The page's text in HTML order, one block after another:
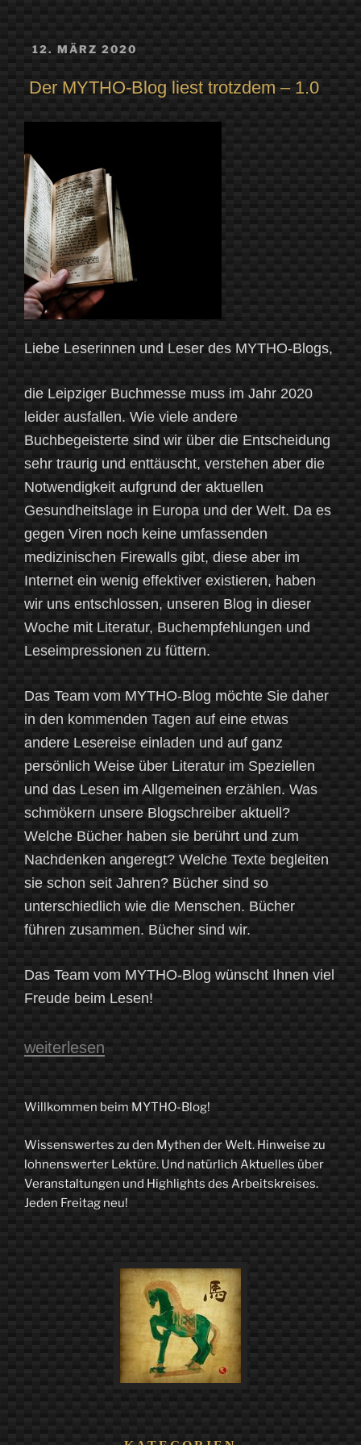
VERÖFFENTLICHT
12. MÄRZ 2020
Der MYTHO-Blog liest trotzdem – 1.0
Liebe Leserinnen und Leser des MYTHO-Blogs,
die Leipziger Buchmesse muss im Jahr 2020
leider ausfallen. Wie viele andere
Buchbegeisterte sind wir über die Entscheidung
sehr traurig und enttäuscht, verstehen aber die
Notwendigkeit aufgrund der aktuellen
Gesundheitslage in Europa und der Welt. Da es
gegen Viren noch keine umfassenden
medizinischen Firewalls gibt, diese aber im
Internet ein wenig effektiver existieren, haben
wir uns entschlossen, unseren Blog in dieser
Woche mit Literatur, Buchempfehlungen und
Leseimpressionen zu füttern.
Das Team vom MYTHO-Blog möchte Sie daher
in den kommenden Tagen auf eine etwas
andere Lesereise einladen und auf ganz
persönlich Weise über Literatur im Speziellen
und das Lesen im Allgemeinen erzählen. Was
schmökern unsere Blogschreiber aktuell?
Welche Bücher haben sie berührt und zum
Nachdenken angeregt? Welche Texte begleiten
sie schon seit Jahren? Bücher sind so
unterschiedlich wie die Menschen. Bücher
führen zusammen. Bücher sind wir.
Das Team vom MYTHO-Blog wünscht Ihnen viel
Freude beim Lesen!
„Der
Blog
trotzdem
–
1.0“
weiterlesen
Willkommen beim MYTHO-Blog!
Wissenswertes zu den Mythen der Welt. Hinweise zu
lohnenswerter Lektüre. Und natürlich Aktuelles über
Veranstaltungen und Highlights des Arbeitskreises.
Jeden Freitag neu!